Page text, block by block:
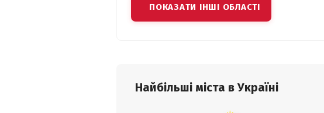
ПОКАЗАТИ ІНШІ ОБЛАСТІ
Найбільші міста в Україні